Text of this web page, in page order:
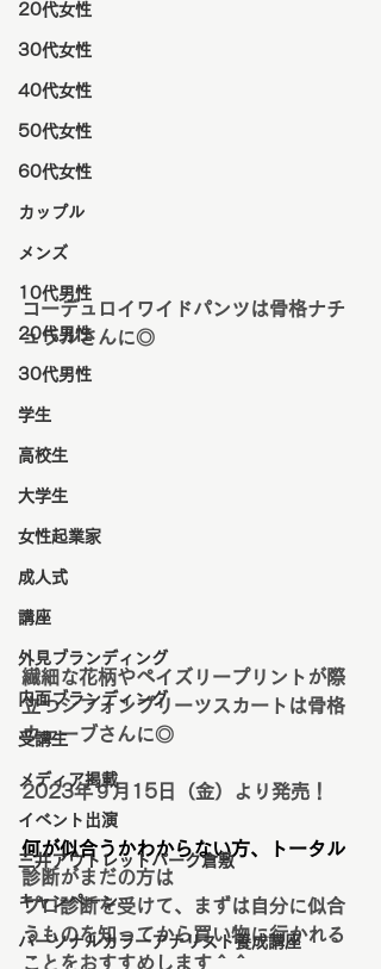
20代女性
30代女性
40代女性
50代女性
60代女性
カップル
メンズ
10代男性
20代男性
30代男性
学生
高校生
大学生
女性起業家
成人式
講座
外見ブランディング
内面ブランディング
受講生
メディア掲載
イベント出演
三井アウトレットパーク倉敷
キャンペーン
パーソナルカラーアナリスト養成講座
コーデュロイワイドパンツは骨格ナチ
ュラルさんに◎
繊細な花柄やペイズリープリントが際
立つシフォンプリーツスカートは骨格
ウェーブさんに◎
2023年９月15日（金）より発売！
何が似合うかわからない方、トータル
診断がまだの方は
プロ診断を受けて、まずは自分に似合
うものを知ってから買い物に行かれる
ことをおすすめします＾＾